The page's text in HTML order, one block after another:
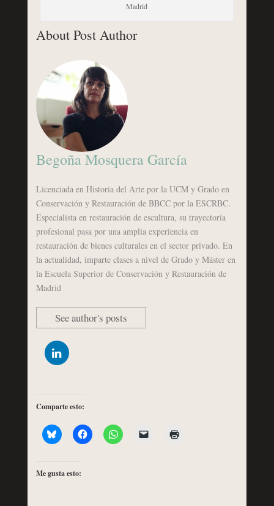
Madrid
About Post Author
Begoña Mosquera García
Licenciada en Historia del Arte por la UCM y Grado en
Conservación y Restauración de BBCC por la ESCRBC.
Especialista en restauración de escultura, su trayectoria
profesional pasa por una amplia experiencia en
restauración de bienes culturales en el sector privado. En
la actualidad, imparte clases a nivel de Grado y Máster en
la Escuela Superior de Conservación y Restauración de
Madrid
See author's posts
Comparte esto:
Me gusta esto: